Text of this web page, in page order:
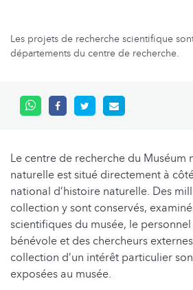
Les projets de recherche scientifique
départements du centre de recherche.
Le centre de recherche du Muséum
naturelle est situé directement à
national d’histoire naturelle. Des
collection y sont conservés,
scientifiques du musée, le
bénévole et des chercheurs
collection d’un intérêt particulier
exposées au musée.